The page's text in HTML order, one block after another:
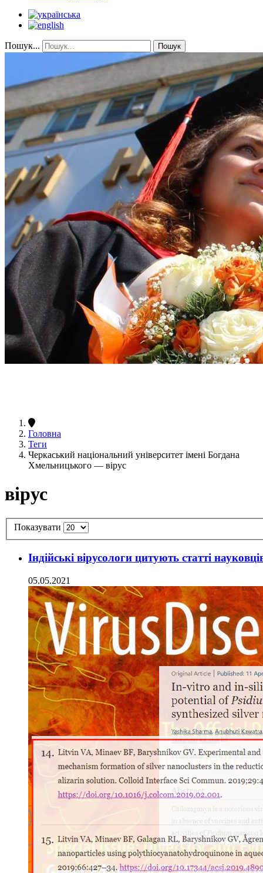
Пошук... Пошук
Головна
Теги
Черкаський національний університет імені Богдана
Хмельницького — вірус
вірус
Показувати
Індійські вірусологи цитують статті
05.05.2021